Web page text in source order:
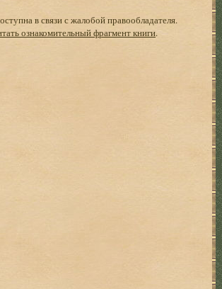
в связи с жалобой правообладателя.
ознакомительный фрагмент книги.